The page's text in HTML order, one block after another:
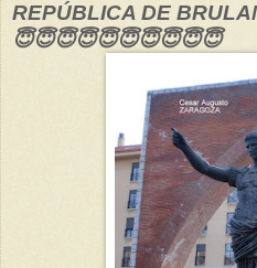
REPÚBLICA DE
😇😇😇😇😇😇😇😇😇😇